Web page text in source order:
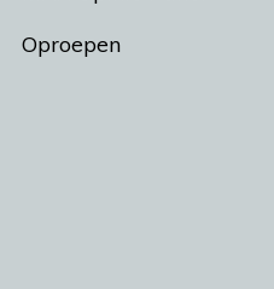
Oproepen